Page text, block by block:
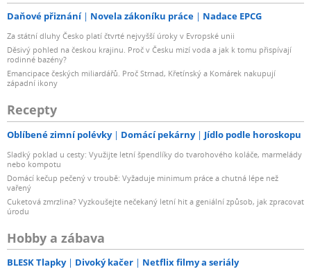
Daňové přiznání Novela zákoníku práce Nadace EPCG
Za státní dluhy Česko platí čtvrté nejvyšší úroky v Evropské unii
Děsivý pohled na českou krajinu. Proč v Česku mizí voda a jak k tomu přispívají
rodinné bazény?
Emancipace českých miliardářů. Proč Strnad, Křetínský a Komárek nakupují
západní ikony
Recepty
Oblíbené zimní polévky Domácí pekárny Jídlo podle horoskopu
Sladký poklad u cesty: Využijte letní špendlíky do tvarohového koláče, marmelády
nebo kompotu
Domácí kečup pečený v troubě: Vyžaduje minimum práce a chutná lépe než
vařený
Cuketová zmrzlina? Vyzkoušejte nečekaný letní hit a geniální způsob, jak zpracovat
úrodu
Hobby a zábava
BLESK Tlapky Divoký kačer Netflix filmy a seriály